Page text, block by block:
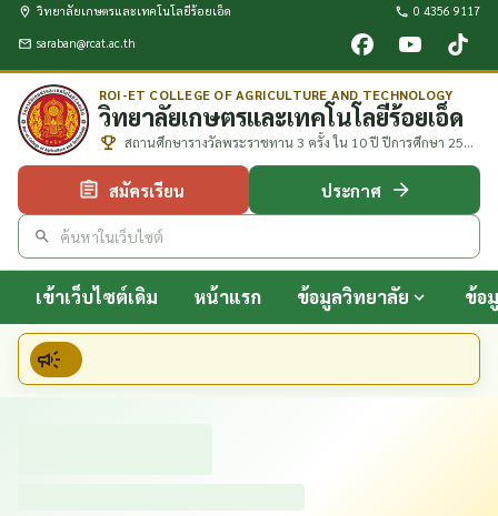
วิทยาลัยเกษตรและเทคโนโลยีร้อยเอ็ด 0 4356 9117
saraban@rcat.ac.th
ROI-ET COLLEGE OF AGRICULTURE AND TECHNOLOGY
วิทยาลัยเกษตรและเทคโนโลยีร้อยเอ็ด
สถานศึกษารางวัลพระราชทาน 3 ครั้ง ใน 10 ปี ปีการศึกษา 2552
2557 และ 2561
สมัครเรียน ประกาศ
เข้าเว็บไซต์เดิม หน้าแรก ข้อมูลวิทยาลัย ข้อ